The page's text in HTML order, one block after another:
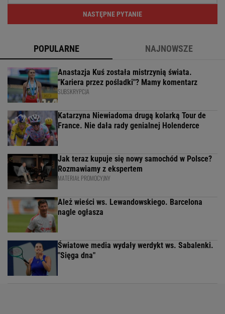
NASTĘPNE PYTANIE
POPULARNE NAJNOWSZE
Anastazja Kuś została mistrzynią świata.
"Kariera przez pośladki"? Mamy komentarz
SUBSKRYPCJA
Katarzyna Niewiadoma drugą kolarką Tour de
France. Nie dała rady genialnej Holenderce
Jak teraz kupuje się nowy samochód w Polsce?
Rozmawiamy z ekspertem
MATERIAŁ PROMOCYJNY
Ależ wieści ws. Lewandowskiego. Barcelona
nagle ogłasza
Światowe media wydały werdykt ws. Sabalenki.
"Sięga dna"